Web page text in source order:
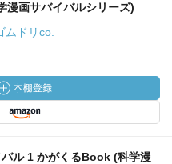
漫画サバイバルシリーズ)
ムドリco.
ル 1 かがくるBook (科学漫